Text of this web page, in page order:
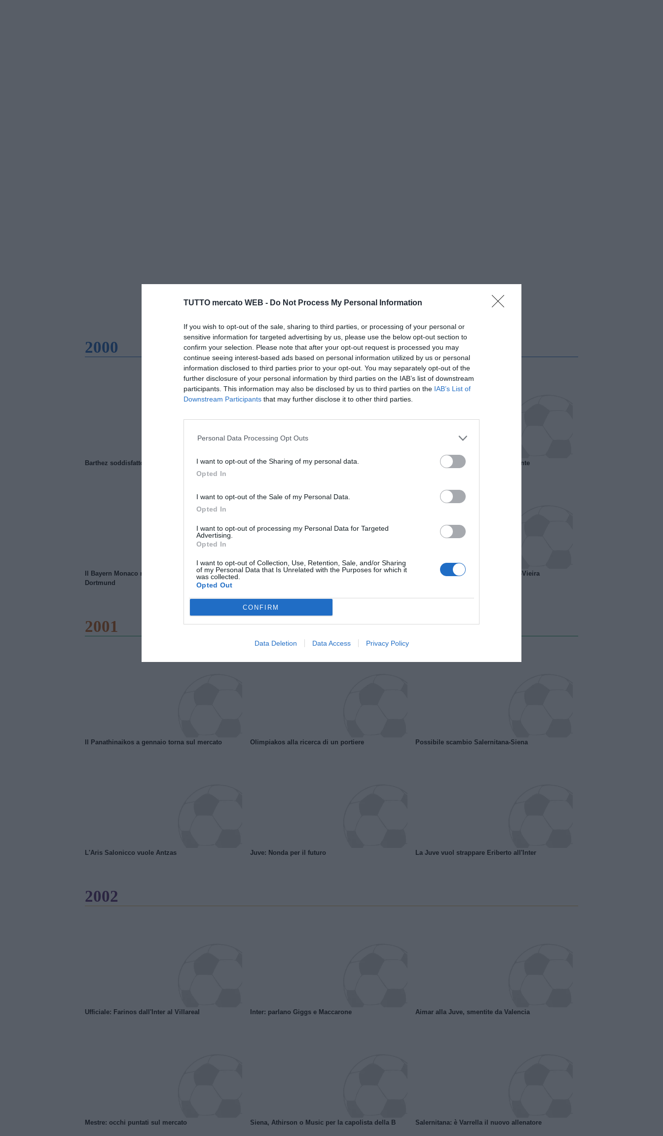
TUTTO mercato WEB - Do Not Process My Personal Information
If you wish to opt-out of the sale, sharing to third parties, or processing of your personal or
sensitive information for targeted advertising by us, please use the below opt-out section to
confirm your selection. Please note that after your opt-out request is processed you may
continue seeing interest-based ads based on personal information utilized by us or personal
information disclosed to third parties prior to your opt-out. You may separately opt-out of the
further disclosure of your personal information by third parties on the IAB’s list of downstream
participants. This information may also be disclosed by us to third parties on the IAB’s List of
Downstream Participants that may further disclose it to other third parties.
Personal Data Processing Opt Outs
I want to opt-out of the Sharing of my personal data.
Opted In
I want to opt-out of the Sale of my Personal Data.
Opted In
I want to opt-out of processing my Personal Data for Targeted
Advertising.
Opted In
I want to opt-out of Collection, Use, Retention, Sale, and/or Sharing
of my Personal Data that Is Unrelated with the Purposes for which it
was collected.
Opted Out
CONFIRM
Data Deletion Data Access Privacy Policy
2000
Barthez soddisfatto del Manchester United Il Rayo Vallecano spinge per Zamorano Francia, il Marsiglia senza presidente
Il Bayern Monaco ridimensiona il Borussia
Dortmund
Wiltord vuole giocare A gennaio ipotesi scambio Davids-Vieira
2001
Il Panathinaikos a gennaio torna sul mercato Olimpiakos alla ricerca di un portiere Possibile scambio Salernitana-Siena
L'Aris Salonicco vuole Antzas Juve: Nonda per il futuro La Juve vuol strappare Eriberto all'Inter
2002
Ufficiale: Farinos dall'Inter al Villareal Inter: parlano Giggs e Maccarone Aimar alla Juve, smentite da Valencia
Mestre: occhi puntati sul mercato Siena, Athirson o Music per la capolista della B Salernitana: è Varrella il nuovo allenatore